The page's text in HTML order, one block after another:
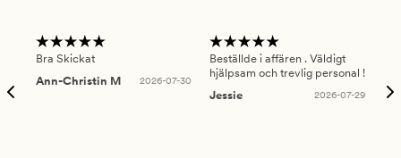
Bra Skickat
Ann-Christin M
2026-07-30
Beställde i affären . Väldigt
hjälpsam och trevlig personal !
Jessie
2026-07-29